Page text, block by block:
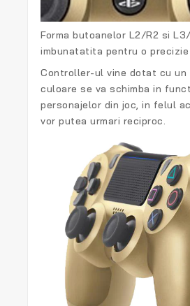
Forma butoanelor L2/R2 si
imbunatatita pentru o
Controller-ul vine dotat cu un
culoare se va schimba in
personajelor din joc, in felul
vor putea urmari reciproc.